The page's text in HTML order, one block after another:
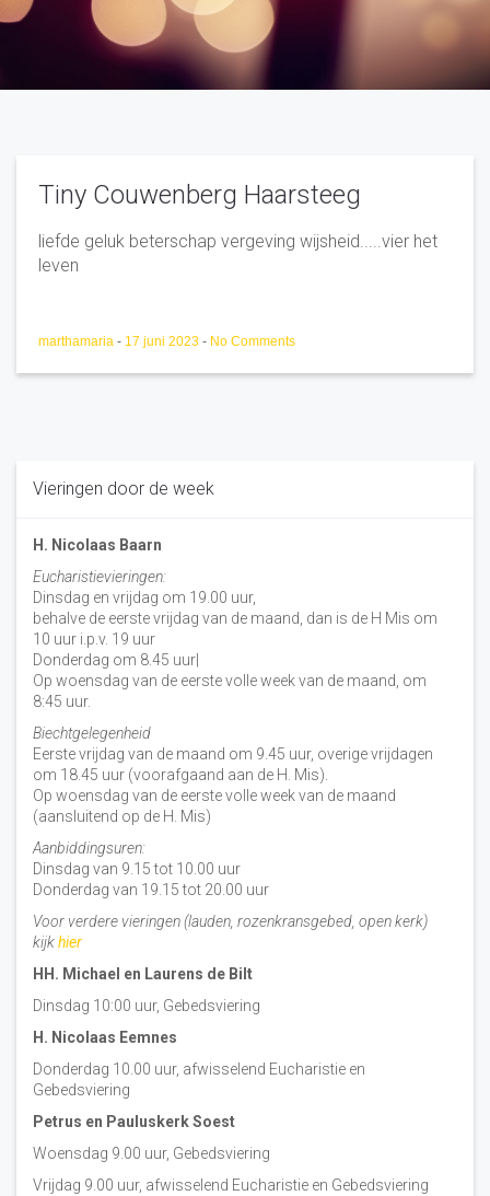
Tiny Couwenberg Haarsteeg
liefde geluk beterschap vergeving wijsheid.....vier het
leven
marthamaria - 17 juni 2023 - No Comments
Vieringen door de week
H. Nicolaas Baarn
Eucharistievieringen:
Dinsdag en vrijdag om 19.00 uur,
behalve de eerste vrijdag van de maand, dan is de H Mis om
10 uur i.p.v. 19 uur
Donderdag om 8.45 uur|
Op woensdag van de eerste volle week van de maand, om
8:45 uur.
Biechtgelegenheid
Eerste vrijdag van de maand om 9.45 uur, overige vrijdagen
om 18.45 uur (voorafgaand aan de H. Mis).
Op woensdag van de eerste volle week van de maand
(aansluitend op de H. Mis)
Aanbiddingsuren:
Dinsdag van 9.15 tot 10.00 uur
Donderdag van 19.15 tot 20.00 uur
Voor verdere vieringen (lauden, rozenkransgebed, open kerk)
kijkhier
HH. Michael en Laurens de Bilt
Dinsdag 10:00 uur, Gebedsviering
H. Nicolaas Eemnes
Donderdag 10.00 uur, afwisselend Eucharistie en
Gebedsviering
Petrus en Pauluskerk Soest
Woensdag 9.00 uur, Gebedsviering
Vrijdag 9.00 uur, afwisselend Eucharistie en Gebedsviering